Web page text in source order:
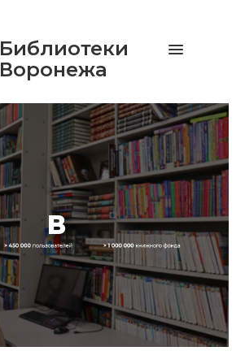
Библиотеки
Воронежа
Библио